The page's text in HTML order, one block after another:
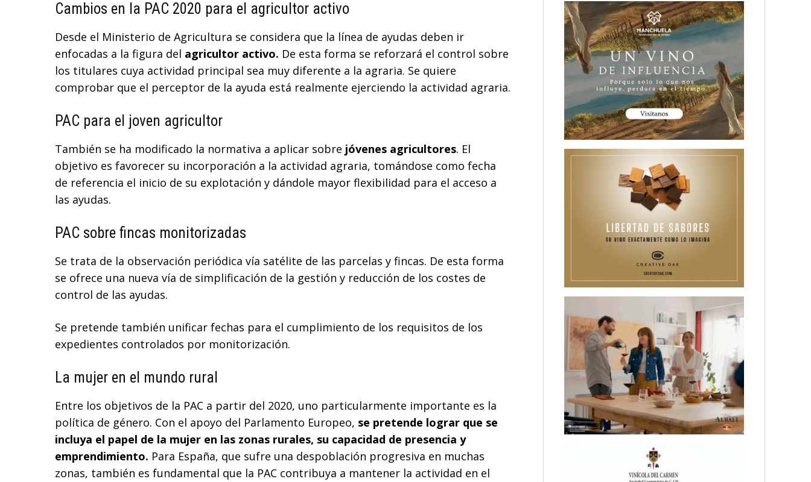
Cambios en la PAC 2020 para el agricultor activo
Desde el Ministerio de Agricultura se considera que la línea de ayudas deben ir
enfocadas a la figura del agricultor activo. De esta forma se reforzará el control sobre
los titulares cuya actividad principal sea muy diferente a la agraria. Se quiere
comprobar que el perceptor de la ayuda está realmente ejerciendo la actividad agraria.
PAC para el joven agricultor
También se ha modificado la normativa a aplicar sobre jóvenes agricultores. El
objetivo es favorecer su incorporación a la actividad agraria, tomándose como fecha
de referencia el inicio de su explotación y dándole mayor flexibilidad para el acceso a
las ayudas.
PAC sobre fincas monitorizadas
Se trata de la observación periódica vía satélite de las parcelas y fincas. De esta forma
se ofrece una nueva vía de simplificación de la gestión y reducción de los costes de
control de las ayudas.
Se pretende también unificar fechas para el cumplimiento de los requisitos de los
expedientes controlados por monitorización.
La mujer en el mundo rural
Entre los objetivos de la PAC a partir del 2020, uno particularmente importante es la
política de género. Con el apoyo del Parlamento Europeo, se pretende lograr que se
incluya el papel de la mujer en las zonas rurales, su capacidad de presencia y
emprendimiento. Para España, que sufre una despoblación progresiva en muchas
zonas, también es fundamental que la PAC contribuya a mantener la actividad en el